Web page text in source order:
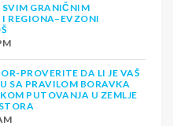
SVIM GRANIČNIM
I REGIONA–EVZONI
PROVERITE DA LI JE VAŠ
SA PRAVILOM BORAVKA
PUTOVANJA U ZEMLJE